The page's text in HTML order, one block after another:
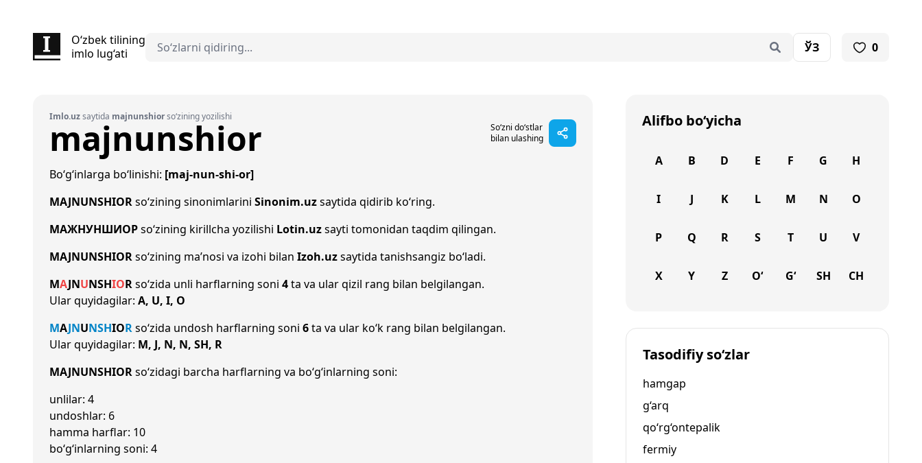
O‘zbek tilining
imlo lug‘ati
ЎЗ 0
Imlo.uzsaytida majnunshiorso‘zining yozilishi
majnunshior
So‘zni do‘stlar
bilan ulashing
Bo‘g‘inlarga bo‘linishi: [maj-nun-shi-or]
MAJNUNSHIORso‘zining sinonimlarini Sinonim.uzsaytida qidirib ko‘ring.
МАЖНУНШИОРso‘zining kirillcha yozilishi Lotin.uzsayti tomonidan taqdim qilingan.
MAJNUNSHIORso‘zining ma’nosi va izohi bilan Izoh.uzsaytida tanishsangiz bo‘ladi.
MAJNUNSHIORso‘zida unli harflarning soni 4ta va ular qizil rang bilan belgilangan.
Ular quyidagilar: A, U, I, O
MAJNUNSHIORso‘zida undosh harflarning soni 6ta va ular ko‘k rang bilan belgilangan.
Ular quyidagilar: M, J, N, N, SH, R
MAJNUNSHIORso‘zidagi barcha harflarning va bo‘g‘inlarning soni:
unlilar: 4
undoshlar: 6
hamma harflar: 10
bo‘g‘inlarning soni: 4
Alifbo bo‘yicha
A B D E F G H
I J K L M N O
P Q R S T U V
X Y Z O‘ G‘ SH CH
Tasodifiy so‘zlar
hamgap
g‘arq
qo‘rg‘ontepalik
fermiy